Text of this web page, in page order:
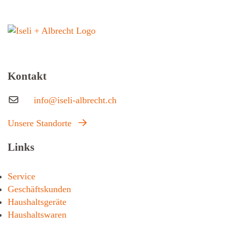
Kontakt
info@iseli-albrecht.ch
Unsere Standorte
Links
Service
Geschäftskunden
Haushaltsgeräte
Haushaltswaren